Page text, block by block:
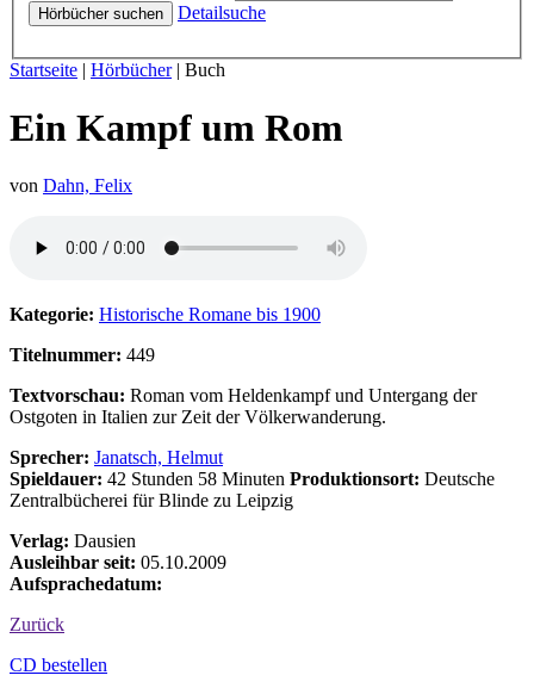
Hörbücher suchen Detailsuche
Sie sind hier:
Startseite | Hörbücher| Buch
Ein Kampf um Rom
von Dahn, Felix
Kategorie: Historische Romane bis 1900
Titelnummer: 449
Textvorschau: Roman vom Heldenkampf und Untergang der
Ostgoten in Italien zur Zeit der Völkerwanderung.
Sprecher: Janatsch, Helmut
Spieldauer: 42 Stunden 58 Minuten Produktionsort: Deutsche
Zentralbücherei für Blinde zu Leipzig
Verlag: Dausien
Ausleihbar seit: 05.10.2009
Aufsprachedatum:
Zurück
Bestell-Aktionen
CD bestellen